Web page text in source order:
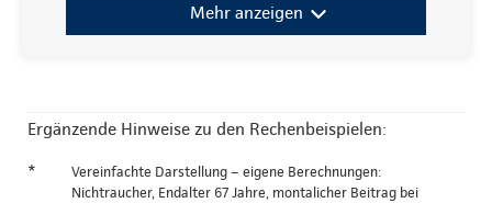
Mehr anzeigen
Ergänzende Hinweise zu den Rechenbeispielen:
*
Vereinfachte Darstellung – eigene Berechnungen:
Nichtraucher, Endalter 67 Jahre, montalicher Beitrag bei